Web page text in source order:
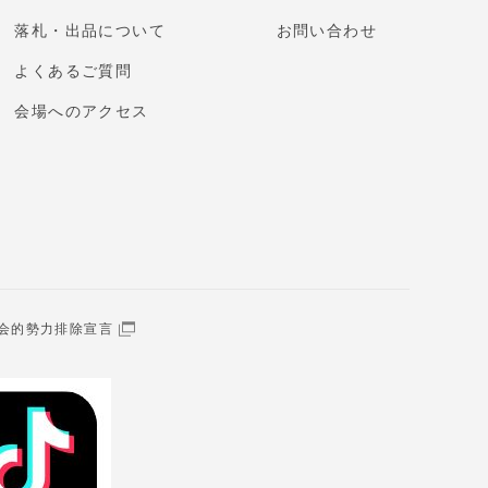
落札・出品について
よくあるご質問
会場へのアクセス
お問い合わせ
的勢力排除宣言